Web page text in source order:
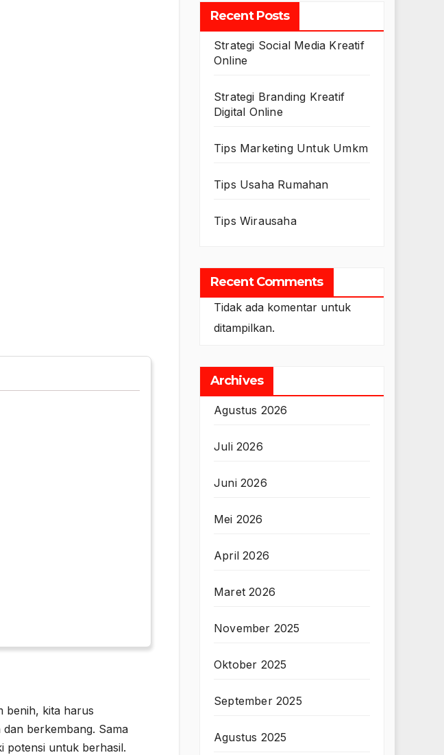
benih, kita harus
berkembang. Sama
potensi untuk berhasil.
Recent Posts
Strategi Social Media Kreatif
Online
Strategi Branding Kreatif
Digital Online
Tips Marketing Untuk Umkm
Tips Usaha Rumahan
Tips Wirausaha
Recent Comments
Tidak ada komentar untuk
ditampilkan.
Archives
Agustus 2026
Juli 2026
Juni 2026
Mei 2026
April 2026
Maret 2026
November 2025
Oktober 2025
September 2025
Agustus 2025